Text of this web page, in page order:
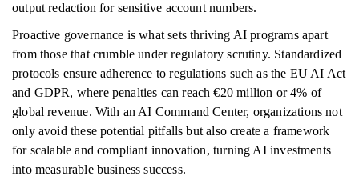
output redaction for sensitive account numbers.
Proactive governance is what sets thriving AI programs apart
from those that crumble under regulatory scrutiny. Standardized
protocols ensure adherence to regulations such as the EU AI Act
and GDPR, where penalties can reach €20 million or 4% of
global revenue. With an AI Command Center, organizations not
only avoid these potential pitfalls but also create a framework
for scalable and compliant innovation, turning AI investments
into measurable business success.